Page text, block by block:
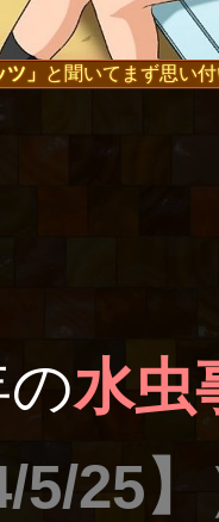
ツ」 と聞いてまず思い
水虫
5/25】